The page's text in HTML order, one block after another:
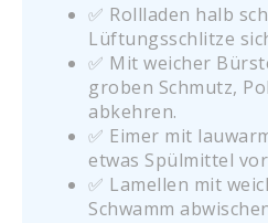
✅ Rollladen halb
Lüftungsschlitze
✅ Mit weicher
groben Schmutz,
abkehren.
✅ Eimer mit
etwas Spülmittel
✅ Lamellen mit
Schwamm